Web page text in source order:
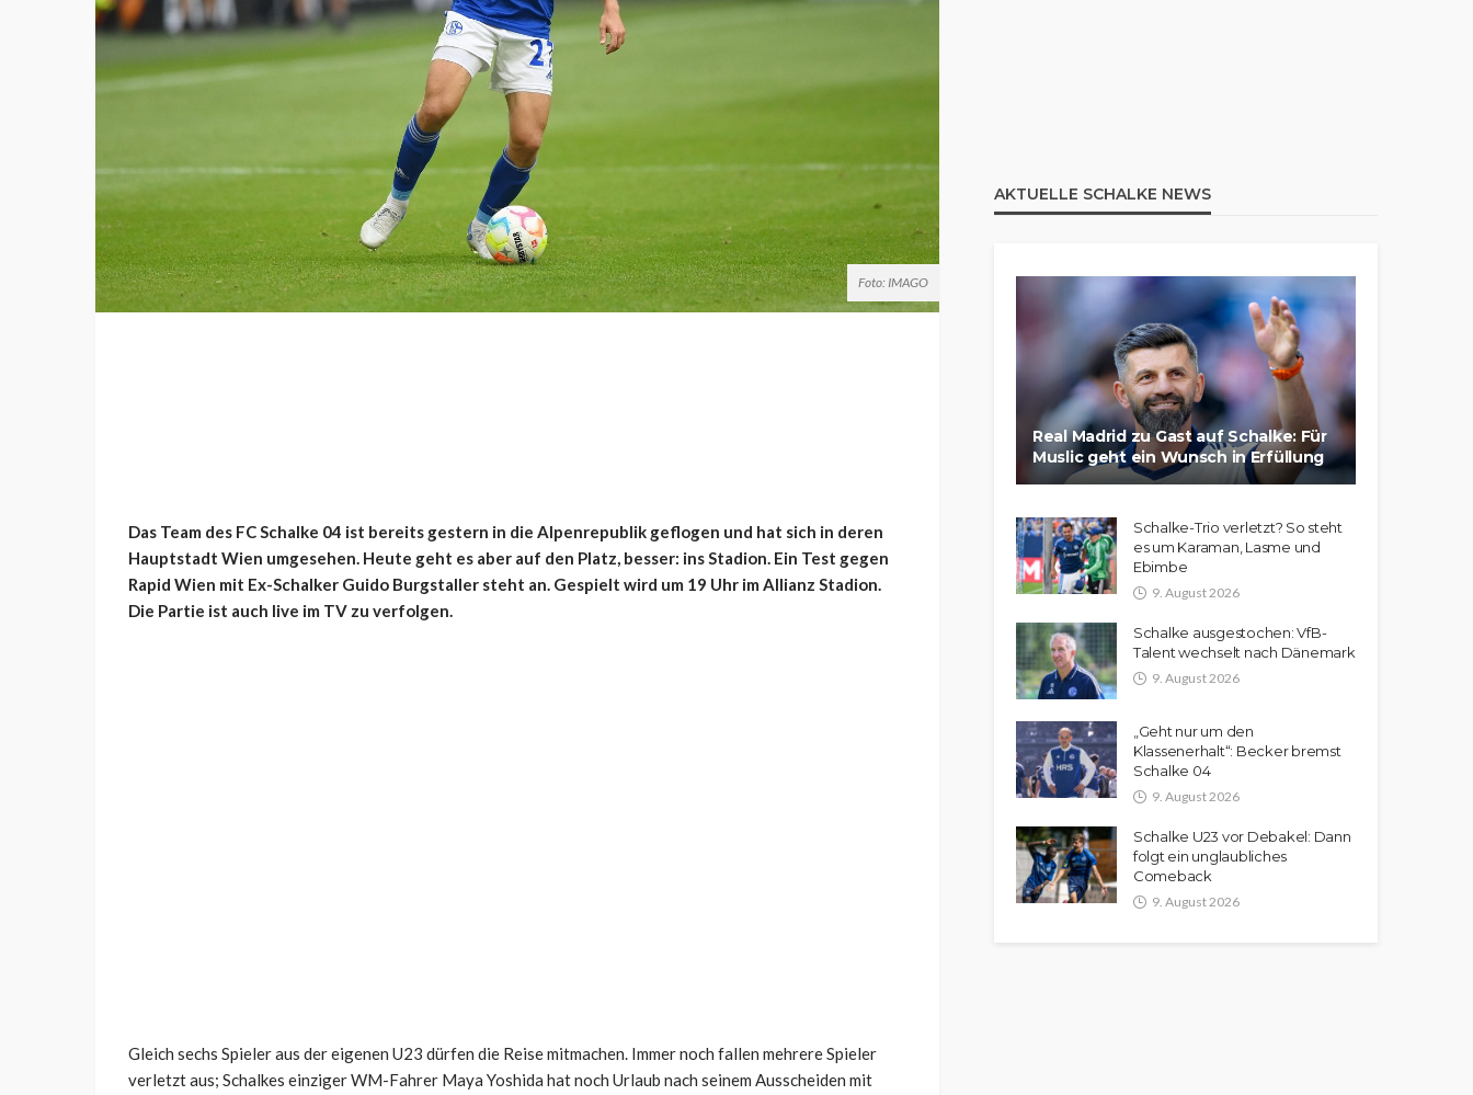
Foto: IMAGO
Das Team des FC Schalke 04 ist bereits gestern in die Alpenrepublik geflogen und hat sich in deren
Hauptstadt Wien umgesehen. Heute geht es aber auf den Platz, besser: ins Stadion. Ein Test gegen
Rapid Wien mit Ex-Schalker Guido Burgstaller steht an. Gespielt wird um 19 Uhr im Allianz Stadion.
Die Partie ist auch live im TV zu verfolgen.
Gleich sechs Spieler aus der eigenen U23 dürfen die Reise mitmachen. Immer noch fallen mehrere Spieler
verletzt aus; Schalkes einziger WM-Fahrer Maya Yoshida hat noch Urlaub nach seinem Ausscheiden mit
AKTUELLE SCHALKE NEWS
Real Madrid zu Gast auf Schalke: Für
Muslic geht ein Wunsch in Erfüllung
Schalke-Trio verletzt? So steht
es um Karaman, Lasme und
Ebimbe
9. August 2026
Schalke ausgestochen: VfB-
Talent wechselt nach Dänemark
9. August 2026
„Geht nur um den
Klassenerhalt“: Becker bremst
Schalke 04
9. August 2026
Schalke U23 vor Debakel: Dann
folgt ein unglaubliches
Comeback
9. August 2026